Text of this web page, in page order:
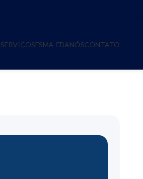
SERVIÇOSFSMA-FDANÓSCONTATO